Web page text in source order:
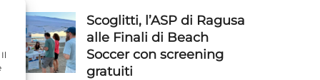
Scoglitti, l’ASP di Ragusa
alle Finali di Beach
Soccer con screening
gratuiti